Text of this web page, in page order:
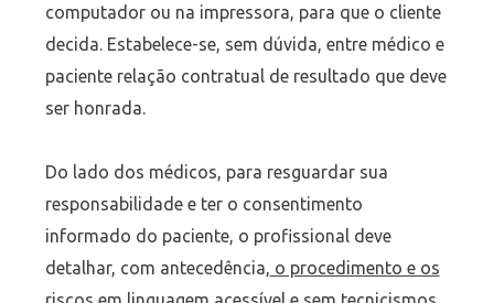
computador ou na impressora, para que o cliente
decida. Estabelece-se, sem dúvida, entre médico e
paciente relação contratual de resultado que deve
ser honrada.
Do lado dos médicos, para resguardar sua
responsabilidade e ter o consentimento
informado do paciente, o profissional deve
detalhar, com antecedência, o procedimento e os